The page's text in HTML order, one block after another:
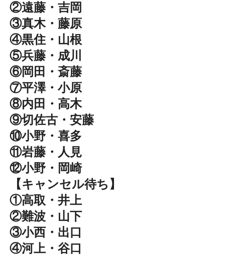
②遠藤・吉岡
③真木・藤原
④黒住・山根
⑤兵藤・成川
⑥岡田・斎藤
⑦平澤・小原
⑧内田・高木
⑨切佐古・安藤
⑩小野・喜多
⑪岩藤・人見
⑫小野・岡崎
【キャンセル待ち】
①高取・井上
②難波・山下
③小西・出口
④河上・谷口